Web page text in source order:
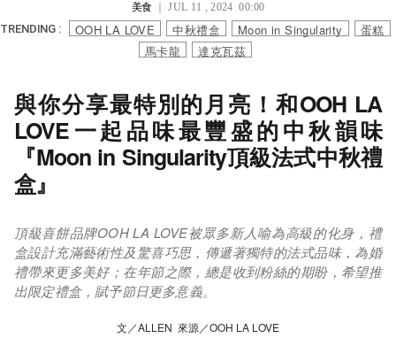
美食｜ JUL 11 , 2024 00:00
TRENDING : OOH LA LOVE 中秋禮盒 Moon in Singularity
蛋糕
馬卡龍
達克瓦茲
與你分享最特別的月亮！和OOH LA
LOVE一起品味最豐盛的中秋韻味
『Moon in Singularity頂級法式中秋禮
盒』
頂級喜餅品牌OOH LA LOVE被眾多新人喻為高級的化身，禮
盒設計充滿藝術性及驚喜巧思，傳遞著獨特的法式品味，為婚
禮帶來更多美好；在年節之際，總是收到粉絲的期盼，希望推
出限定禮盒，賦予節日更多意義。
文／ALLEN 來源／OOH LA LOVE